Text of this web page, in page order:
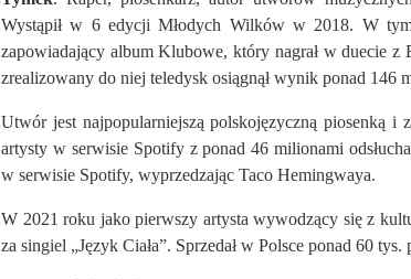
Wystąpił w 6 edycji Młodych Wilków w 2018. W
zapowiadający album Klubowe, który nagrał w duecie z
zrealizowany do niej teledysk osiągnął wynik ponad 146
Utwór jest najpopularniejszą polskojęzyczną piosenką i
artysty w serwisie Spotify z ponad 46 milionami
w serwisie Spotify, wyprzedzając Taco Hemingwaya.
W 2021 roku jako pierwszy artysta wywodzący się z
za singiel „Język Ciała”. Sprzedał w Polsce ponad 60 tys.